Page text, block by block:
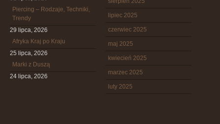
Piercing – Rodzaje, Techniki,
Trendy
29 lipca, 2026
Afryka Kraj po Kraju
25 lipca, 2026
Marki z Duszą
24 lipca, 2026
lipiec 2025
czerwiec 2025
maj 2025
kwiecień 2025
marzec 2025
luty 2025